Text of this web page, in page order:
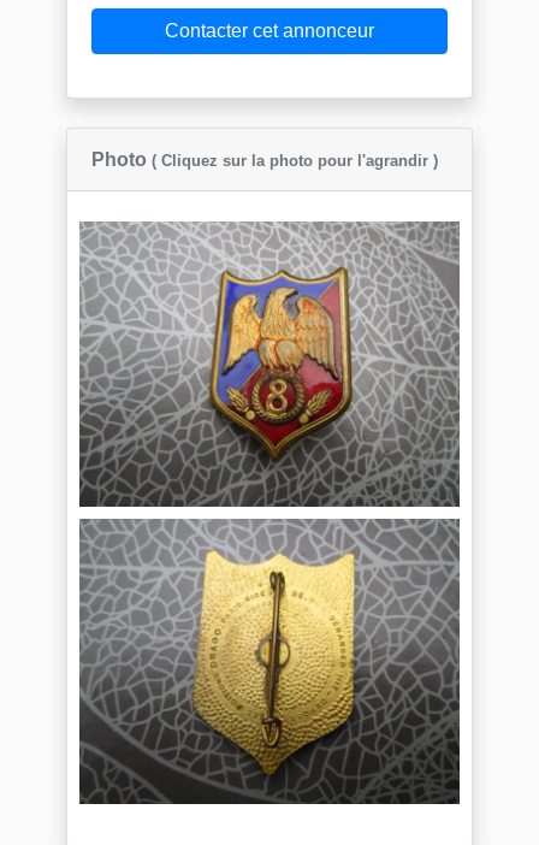
Contacter cet annonceur
Photo ( Cliquez sur la photo pour l'agrandir )